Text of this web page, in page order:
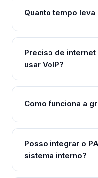
Quanto tempo
Preciso de
usar VoIP?
Como funciona a
Posso integrar o
sistema interno?